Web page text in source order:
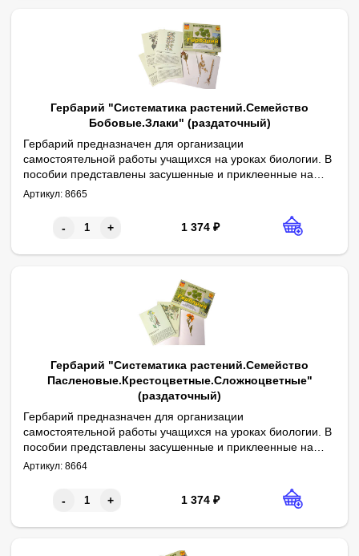
Гербарий "Систематика растений.Семейство
Бобовые.Злаки" (раздаточный)
Гербарий предназначен для организации
самостоятельной работы учащихся на уроках биологии. В
пособии представлены засушенные и приклеенные на
гербарные листы части 10 растений семейства Бобовые и
изображение растения и аннотация (видовое название,
семейство, информация о строении растения, его
Перечень образцов: горох посевной, карагана (желтая
Габаритные размеры в упаковке (дл.*шир.*выс.), см: 22*16*3.
Комплектность: гербарные листы – 10 шт., руководство по
Артикул: 8665
- + 1 374 ₽
Гербарий "Систематика растений.Семейство
Пасленовые.Крестоцветные.Сложноцветные"
(раздаточный)
Гербарий предназначен для организации
самостоятельной работы учащихся на уроках биологии. В
пособии представлены засушенные и приклеенные на
гербарные листы части 10 растений семейств
титульной стороне гербарного листа помещено
изображение растения и аннотация (видовое название,
Перечень образцов: горчица, календула, капуста,
Габаритные размеры в упаковке (дл.*шир.*выс.), см: 22*16*3.
Комплектность: гербарные листы – 10 шт., руководство по
Автор: канд. биол. наук Л. Н. Дорохина.
Артикул: 8664
- + 1 374 ₽